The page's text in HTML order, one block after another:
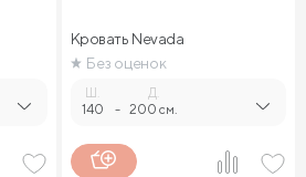
Кровать Nevada
Без оценок
140 -
Д.
200 см.